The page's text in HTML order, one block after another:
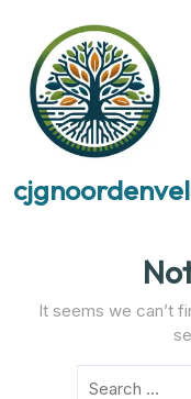
content
It seems we can’t